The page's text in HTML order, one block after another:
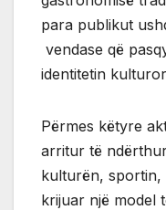
para publikut
vendase që
identitetin
Përmes këtyre
arritur të
kulturën, sportin,
krijuar një model